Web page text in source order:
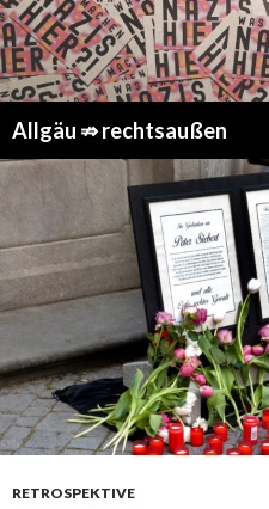
Allgäu ⇏ rechtsaußen
RETROSPEKTIVE